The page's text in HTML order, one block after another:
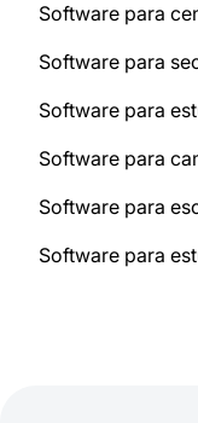
Software para
Software para
Software para
Software para
Software para
Software para